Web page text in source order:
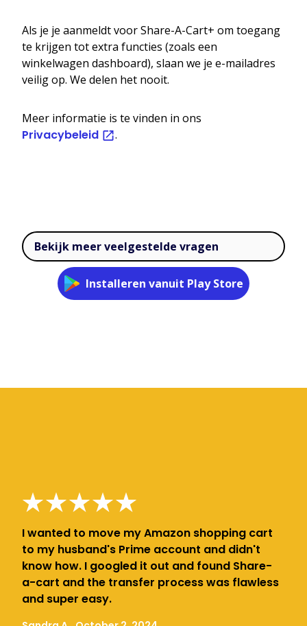
Als je je aanmeldt voor Share-A-Cart+ om toegang
te krijgen tot extra functies (zoals een
winkelwagen dashboard), slaan we je e-mailadres
veilig op. We delen het nooit.
Meer informatie is te vinden in ons
Privacybeleid .
Bekijk meer veelgestelde vragen
Installeren vanuit Play Store
I wanted to move my Amazon shopping cart
to my husband's Prime account and didn't
know how. I googled it out and found Share-
a-cart and the transfer process was flawless
and super easy.